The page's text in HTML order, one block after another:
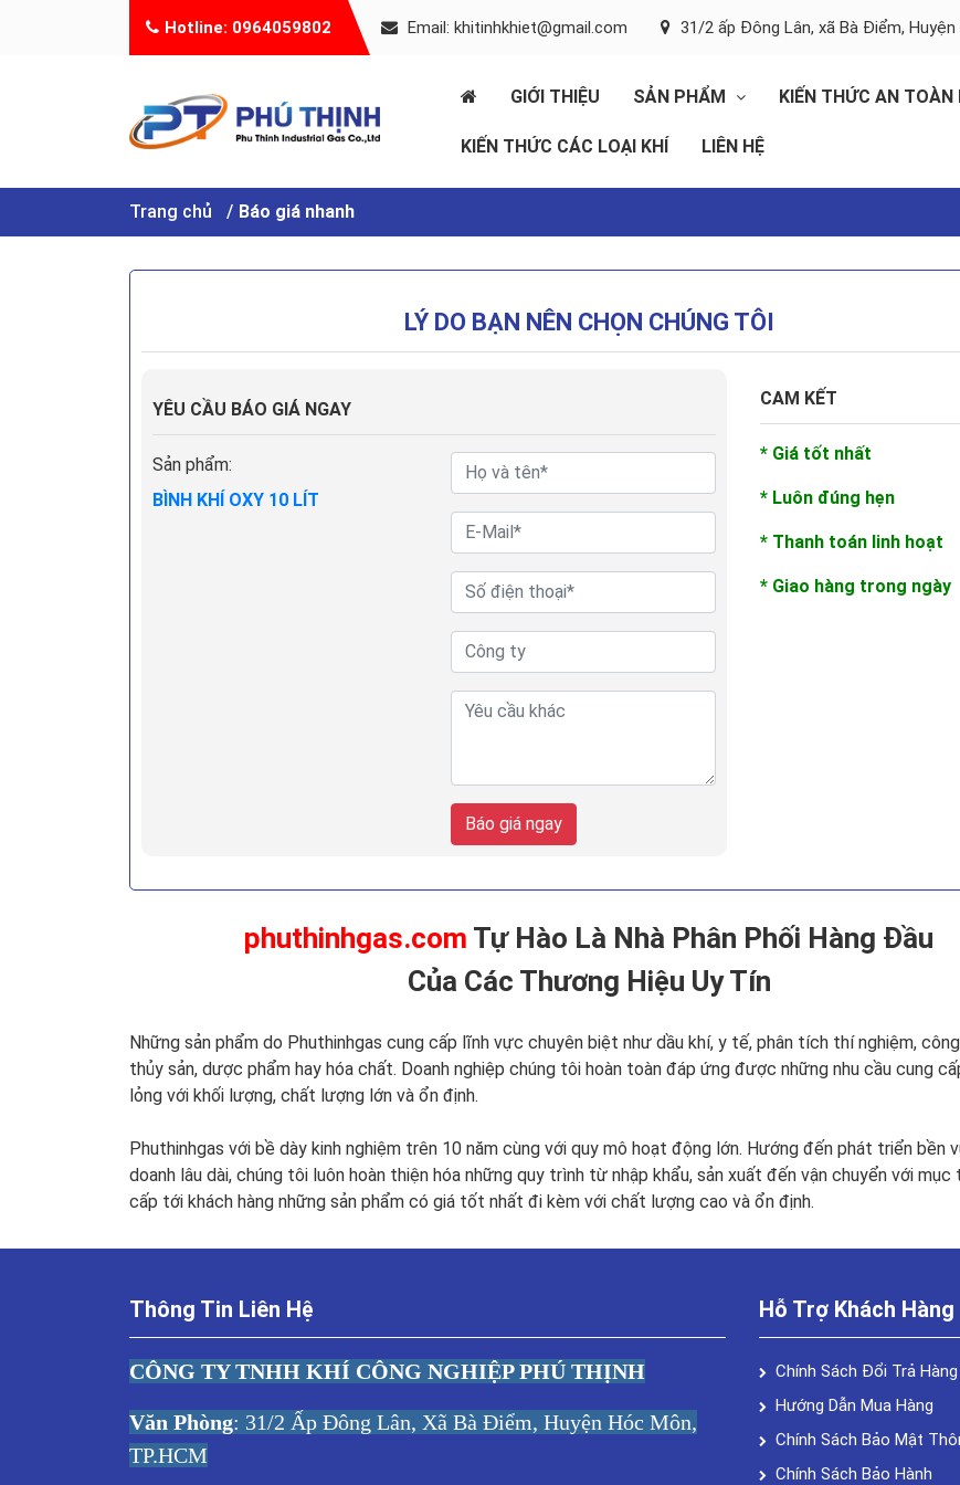
Hotline: 0964059802 Email: khitinhkhiet@gmail.com 31/2 ấp Đông Lân, xã Bà Điểm, Huyện
GIỚI THIỆU SẢN PHẨM KIẾN THỨC AN TOÀN
KIẾN THỨC CÁC LOẠI KHÍ LIÊN HỆ
Trang chủ Báo giá nhanh
LÝ DO BẠN NÊN CHỌN CHÚNG TÔI
YÊU CẦU BÁO GIÁ NGAY
Sản phẩm:
BÌNH KHÍ OXY 10 LÍT
Báo giá ngay
CAM KẾT
* Giá tốt nhất
* Luôn đúng hẹn
* Thanh toán linh hoạt
* Giao hàng trong ngày
phuthinhgas.com Tự Hào Là Nhà Phân Phối Hàng Đầu
Của Các Thương Hiệu Uy Tín
Những sản phẩm do Phuthinhgas cung cấp lĩnh vực chuyên biệt như dầu khí, y tế, phân tích thí nghiệm,
thủy sản, dược phẩm hay hóa chất. Doanh nghiệp chúng tôi hoàn toàn đáp ứng được những nhu cầu cung
lỏng với khối lượng, chất lượng lớn và ổn định.
Phuthinhgas với bề dày kinh nghiệm trên 10 năm cùng với quy mô hoạt động lớn. Hướng đến phát triển bền
doanh lâu dài, chúng tôi luôn hoàn thiện hóa những quy trình từ nhập khẩu, sản xuất đến vận chuyển với mục
cấp tới khách hàng những sản phẩm có giá tốt nhất đi kèm với chất lượng cao và ổn định.
Thông Tin Liên Hệ
CÔNG TY TNHH KHÍ CÔNG NGHIỆP PHÚ THỊNH
Văn Phòng: 31/2 Ấp Đông Lân, Xã Bà Điểm, Huyện Hóc Môn,
TP.HCM
Hỗ Trợ Khách Hàng
Chính Sách Đổi Trả Hàng
Hướng Dẫn Mua Hàng
Chính Sách Bảo Mật
Chính Sách Bảo Hành